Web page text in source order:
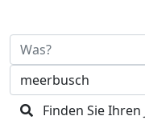
Finden Sie Ihren